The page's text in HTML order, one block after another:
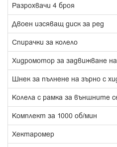
Разрохвачи 4 броя
Двоен изсяващ диск за ред
Спирачки за колело
Хидромотор за задвижване
Шнек за пълнене на зърно с
Колела с рамка за външните
Комплект за 1000 об/мин
Хектаромер